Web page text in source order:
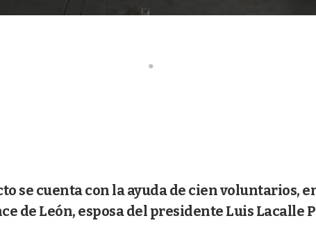
se cuenta con la ayuda de cien voluntarios,
de León, esposa del presidente Luis Lacalle